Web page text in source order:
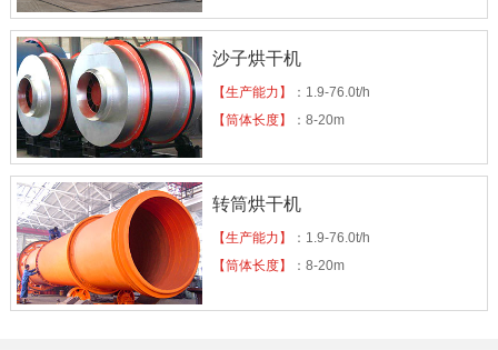
沙子烘干机
【生产能力】
：1.9-76.0t/h
【筒体长度】
：8-20m
转筒烘干机
【生产能力】
：1.9-76.0t/h
【筒体长度】
：8-20m